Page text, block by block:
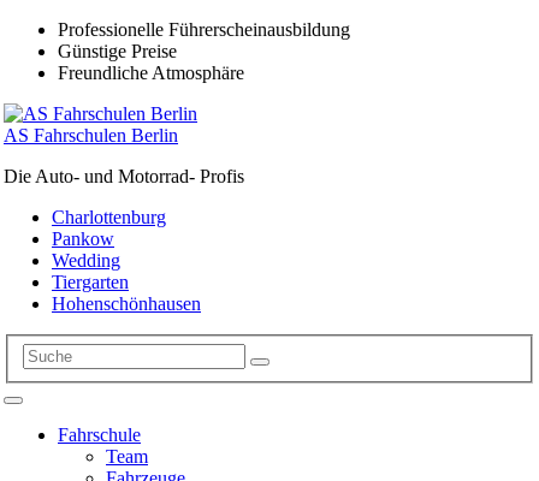
Professionelle Führerscheinausbildung
Günstige Preise
Freundliche Atmosphäre
AS Fahrschulen Berlin
Die Auto- und Motorrad- Profis
Charlottenburg
Pankow
Wedding
Tiergarten
Hohenschönhausen
Fahrschule
Team